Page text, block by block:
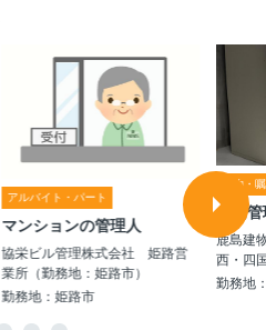
アルバイト・パート
マンションの管理人
協栄ビル管理株式会社 姫路営
業所（勤務地：姫路市）
勤務地：姫路市
契約・
設備
鹿島建
西・四
勤務地